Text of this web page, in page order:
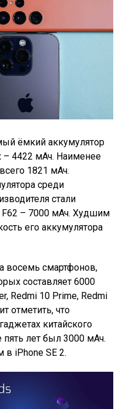
ёмкий аккумулятор
– 4422 мАч. Наименее
1821 мАч.
среди
стали
F62 – 7000 мАч. Худшим
его аккумулятора
восемь смартфонов,
составляет 6000
Redmi 10 Prime, Redmi
отметить, что
китайского
пять лет был 3000 мАч.
в iPhone SE 2.